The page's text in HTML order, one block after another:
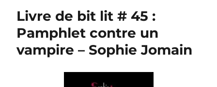
Livre de bit lit # 45 :
Pamphlet contre un
vampire – Sophie Jomain